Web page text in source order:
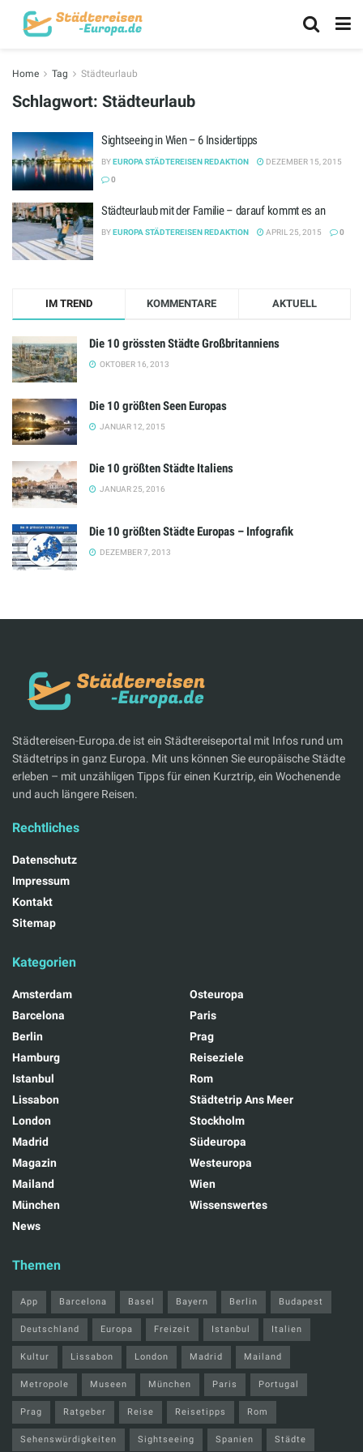
Home Tag Städteurlaub
Schlagwort: Städteurlaub
Sightseeing in Wien – 6 Insidertipps
BYEUROPA STÄDTEREISEN REDAKTION
DEZEMBER 15, 2015
0
Städteurlaub mit der Familie – darauf kommt es an
BYEUROPA STÄDTEREISEN REDAKTION APRIL 25, 2015 0
IM TREND KOMMENTARE AKTUELL
Die 10 grössten Städte Großbritanniens
OKTOBER 16, 2013
Die 10 größten Seen Europas
JANUAR 12, 2015
Die 10 größten Städte Italiens
JANUAR 25, 2016
Die 10 größten Städte Europas – Infografik
DEZEMBER 7, 2013
Städtereisen-Europa.de ist ein Städtereiseportal mit Infos rund um
Städtetrips in ganz Europa. Mit uns können Sie europäische Städte
erleben – mit unzähligen Tipps für einen Kurztrip, ein Wochenende
und auch längere Reisen.
Rechtliches
Datenschutz
Impressum
Kontakt
Sitemap
Kategorien
Amsterdam
Barcelona
Berlin
Hamburg
Istanbul
Lissabon
London
Madrid
Magazin
Mailand
München
News
Osteuropa
Paris
Prag
Reiseziele
Rom
Städtetrip Ans Meer
Stockholm
Südeuropa
Westeuropa
Wien
Wissenswertes
Themen
App Barcelona Basel Bayern Berlin Budapest
Deutschland Europa Freizeit Istanbul Italien
Kultur Lissabon London Madrid Mailand
Metropole Museen München Paris Portugal
Prag Ratgeber Reise Reisetipps Rom
Sehenswürdigkeiten Sightseeing Spanien Städte